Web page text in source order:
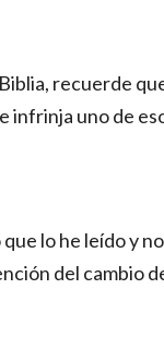
recuerde
infrinja uno de
lo he leído y
del cambio